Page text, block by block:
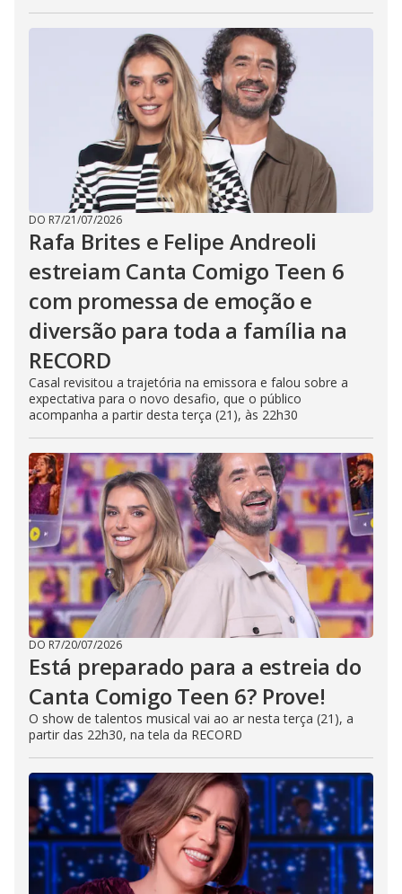
DO R7/21/07/2026
Rafa Brites e Felipe Andreoli
estreiam Canta Comigo Teen 6
com promessa de emoção e
diversão para toda a família na
RECORD
Casal revisitou a trajetória na emissora e falou sobre a
expectativa para o novo desafio, que o público
acompanha a partir desta terça (21), às 22h30
DO R7/20/07/2026
Está preparado para a estreia do
Canta Comigo Teen 6? Prove!
O show de talentos musical vai ao ar nesta terça (21), a
partir das 22h30, na tela da RECORD